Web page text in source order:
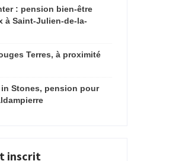
: pension bien-être
à Saint-Julien-de-la-
Terres, à proximité
in Stones, pension pour
inscrit